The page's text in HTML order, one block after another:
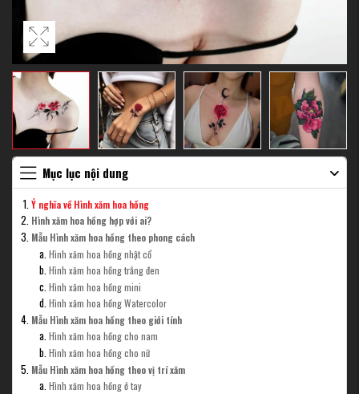
Mục lục nội dung
Ý nghĩa về Hình xăm hoa hồng
Hình xăm hoa hồng hợp với ai?
Mẫu Hình xăm hoa hồng theo phong cách
Hình xăm hoa hồng nhật cổ
Hình xăm hoa hồng trắng đen
Hình xăm hoa hồng mini
Hình xăm hoa hồng Watercolor
Mẫu Hình xăm hoa hồng theo giới tính
Hình xăm hoa hồng cho nam
Hình xăm hoa hồng cho nữ
Mẫu Hình xăm hoa hồng theo vị trí xăm
Hình xăm hoa hồng ở tay